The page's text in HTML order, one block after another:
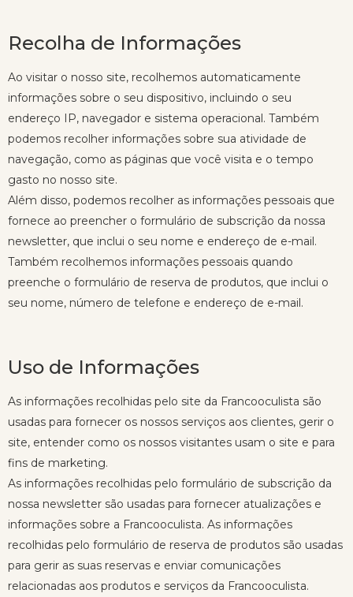
Recolha de Informações
Ao visitar o nosso site, recolhemos automaticamente
informações sobre o seu dispositivo, incluindo o seu
endereço IP, navegador e sistema operacional. Também
podemos recolher informações sobre sua atividade de
navegação, como as páginas que você visita e o tempo
gasto no nosso site.
Além disso, podemos recolher as informações pessoais que
fornece ao preencher o formulário de subscrição da nossa
newsletter, que inclui o seu nome e endereço de e-mail.
Também recolhemos informações pessoais quando
preenche o formulário de reserva de produtos, que inclui o
seu nome, número de telefone e endereço de e-mail.
Uso de Informações
As informações recolhidas pelo site da Francooculista são
usadas para fornecer os nossos serviços aos clientes, gerir o
site, entender como os nossos visitantes usam o site e para
fins de marketing.
As informações recolhidas pelo formulário de subscrição da
nossa newsletter são usadas para fornecer atualizações e
informações sobre a Francooculista. As informações
recolhidas pelo formulário de reserva de produtos são usadas
para gerir as suas reservas e enviar comunicações
relacionadas aos produtos e serviços da Francooculista.